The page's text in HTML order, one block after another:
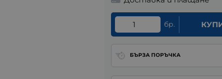
бр.
БЪРЗА ПОРЪЧКА